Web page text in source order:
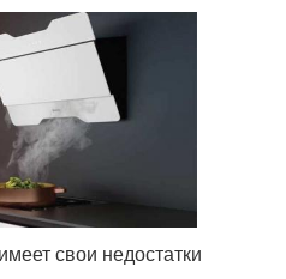
свои недостатки